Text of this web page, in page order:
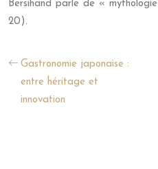
Bersihand parle de «
20).
Gastronomie japonaise :
entre héritage et
innovation